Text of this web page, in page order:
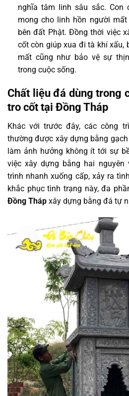
nghĩa tâm linh sâu sắc. Con
mong cho linh hồn người
bên đất Phật. Đồng thời việc
cốt còn giúp xua đi tà khí xấu,
mất cũng như bảo vệ sự
trong cuộc sống.
Chất liệu đá dùng trong
tro cốt tại Đồng Tháp
Khác với trước đây, các công
thường được xây dựng bằng
làm ảnh hưởng không ít tới sự
việc xây dựng bằng hai nguyên
trình nhanh xuống cấp, xảy ra
khắc phục tình trạng này, đa
Đồng Tháp xây dựng bằng đá tự